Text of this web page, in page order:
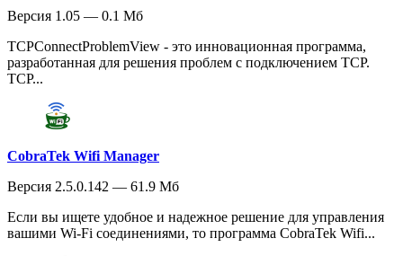
Версия 1.05 — 0.1 Мб
TCPConnectProblemView - это инновационная программа,
разработанная для решения проблем с подключением TCP.
TCP...
CobraTek Wifi Manager
Версия 2.5.0.142 — 61.9 Мб
Если вы ищете удобное и надежное решение для управления
вашими Wi-Fi соединениями, то программа CobraTek Wifi...